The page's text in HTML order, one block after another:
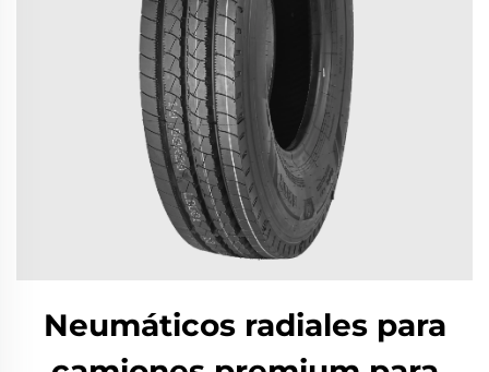
Neumáticos radiales para